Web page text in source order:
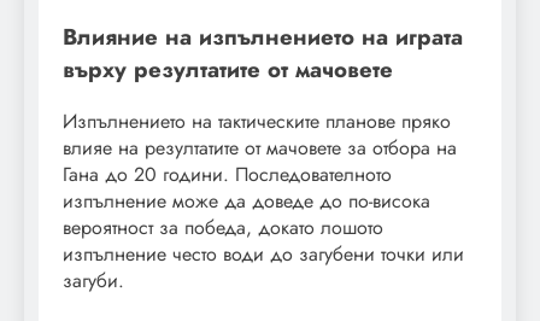
Влияние на изпълнението на играта
върху резултатите от мачовете
Изпълнението на тактическите планове пряко
влияе на резултатите от мачовете за отбора на
Гана до 20 години. Последователното
изпълнение може да доведе до по-висока
вероятност за победа, докато лошото
изпълнение често води до загубени точки или
загуби.